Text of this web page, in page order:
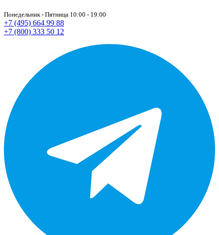
Понедельник - Пятница 10:00 - 19:00
+7 (495) 664 99 88
+7 (800) 333 50 12